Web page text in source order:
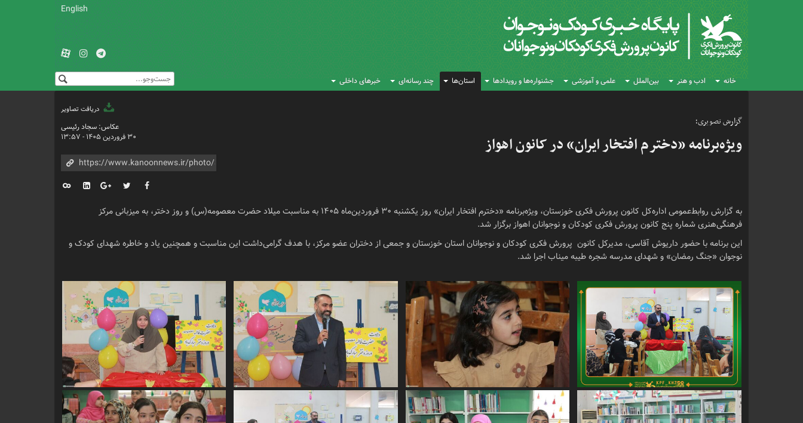
English
خانه ادب و هنر بین‌الملل علمی و آموزشی جشنواره‌ها و رویدادها استان‌ها چند رسانه‌ای خبرهای داخلی
دریافت تصاویر
گزارش تصویری؛
ویژه‌برنامه «دخترم افتخار ایران» در کانون اهواز
عکاس: سجاد رئیسی
۳۰ فروردین ۱۴۰۵ - ۱۳:۵۷
به گزارش روابط‌عمومی اداره‌کل کانون پرورش فکری خوزستان، ویژه‌برنامه «دخترم افتخار ایران» روز یکشنبه ۳۰ فروردین‌ماه ۱۴۰۵ به مناسبت میلاد حضرت معصومه(س) و روز دختر، به میزبانی مرکز
فرهنگی‌هنری شماره پنج کانون پرورش فکری کودکان و نوجوانان اهواز برگزار شد.
این برنامه با حضور داریوش آقاسی، مدیرکل کانون پرورش فکری کودکان و نوجوانان استان خوزستان و جمعی از دختران عضو مرکز، با هدف گرامی‌داشت این مناسبت و همچنین یاد و خاطره شهدای کودک و
نوجوان «جنگ رمضان» و شهدای مدرسه شجره طیبه میناب اجرا شد.